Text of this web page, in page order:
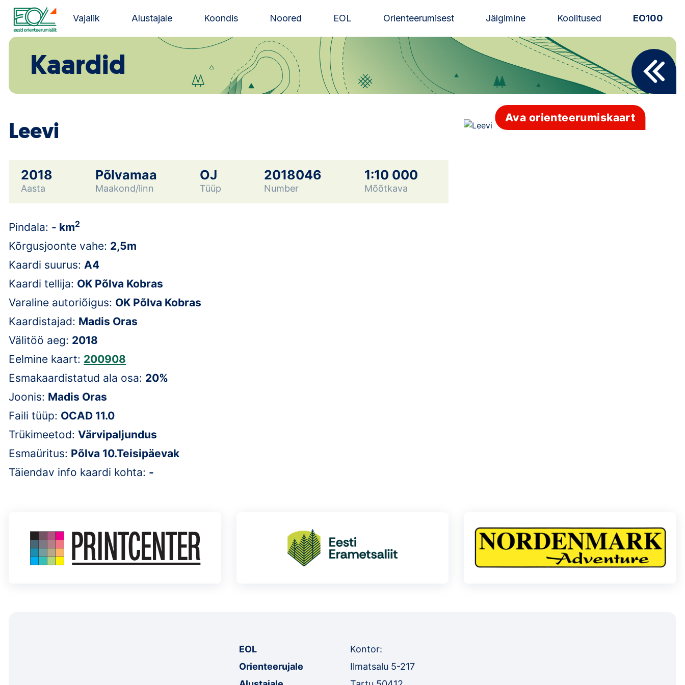
Liigu
juurde
Estonian Orienteering Federation
Vajalik Alustajale Koondis Noored EOL Orienteerumisest Jälgimine Koolitused EO100
Uudised
Alustajale
Eesti Orienteerumine 100!
Ajalugu
Kaardid
Leevi
2018
Aasta
Põlvamaa
Maakond/linn
OJ
Tüüp
2018046
Number
1:10 000
Mõõtkava
Pindala: - km2
Kõrgusjoonte vahe: 2,5m
Kaardi suurus: A4
Kaardi tellija: OK Põlva Kobras
Varaline autoriõigus: OK Põlva Kobras
Kaardistajad: Madis Oras
Välitöö aeg: 2018
Eelmine kaart: 200908
Esmakaardistatud ala osa: 20%
Joonis: Madis Oras
Faili tüüp: OCAD 11.0
Trükimeetod: Värvipaljundus
Esmaüritus: Põlva 10.Teisipäevak
Täiendav info kaardi kohta: -
Ava orienteerumiskaart
EOL
Orienteerujale
Kontor:
Ilmatsalu 5-217